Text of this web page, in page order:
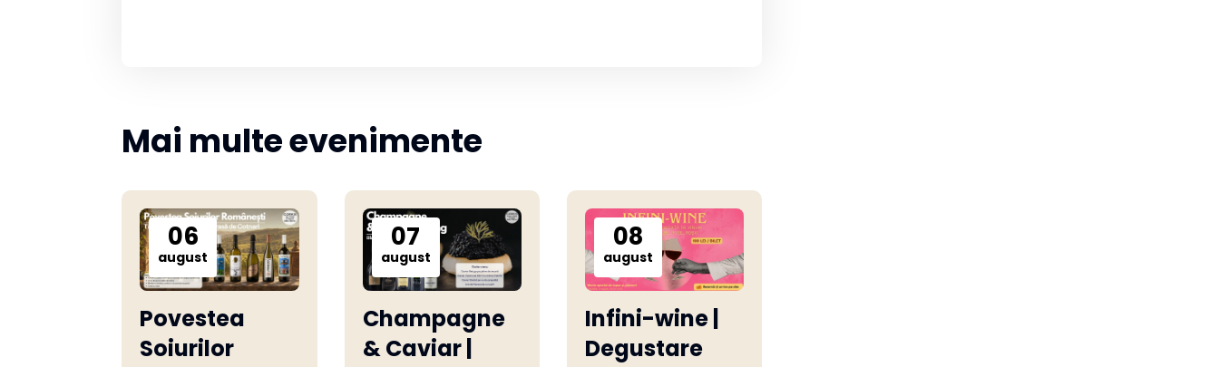
Mai multe evenimente
06
august
Povestea
Soiurilor
07
august
Champagne
& Caviar |
08
august
Infini-wine |
Degustare